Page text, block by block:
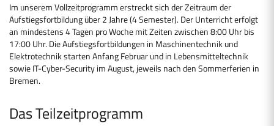
Im unserem Vollzeitprogramm erstreckt sich der Zeitraum der
Aufstiegsfortbildung über 2 Jahre (4 Semester). Der Unterricht erfolgt
an mindestens 4 Tagen pro Woche mit Zeiten zwischen 8:00 Uhr bis
17:00 Uhr. Die Aufstiegsfortbildungen in Maschinentechnik und
Elektrotechnik starten Anfang Februar und in Lebensmitteltechnik
sowie IT-Cyber-Security im August, jeweils nach den Sommerferien in
Bremen.
Das Teilzeitprogramm